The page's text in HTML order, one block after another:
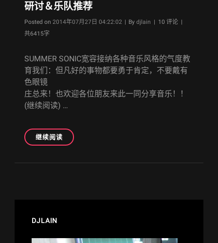
研讨＆乐队推荐
Posted on 2014年07月27日 04:22:02 | By Byline
djlain | 10 评论 |
共6415字
SUMMER SONIC宽容接纳各种音乐风格的气度教
育我们：但凡好的事物都要勇于肯定，不要戴有
色眼镜
庄总来！也欢迎各位朋友来此一同分享音乐！！
(继续阅读) …
继续阅读[预
热]SUMMER
＆
DJLAIN